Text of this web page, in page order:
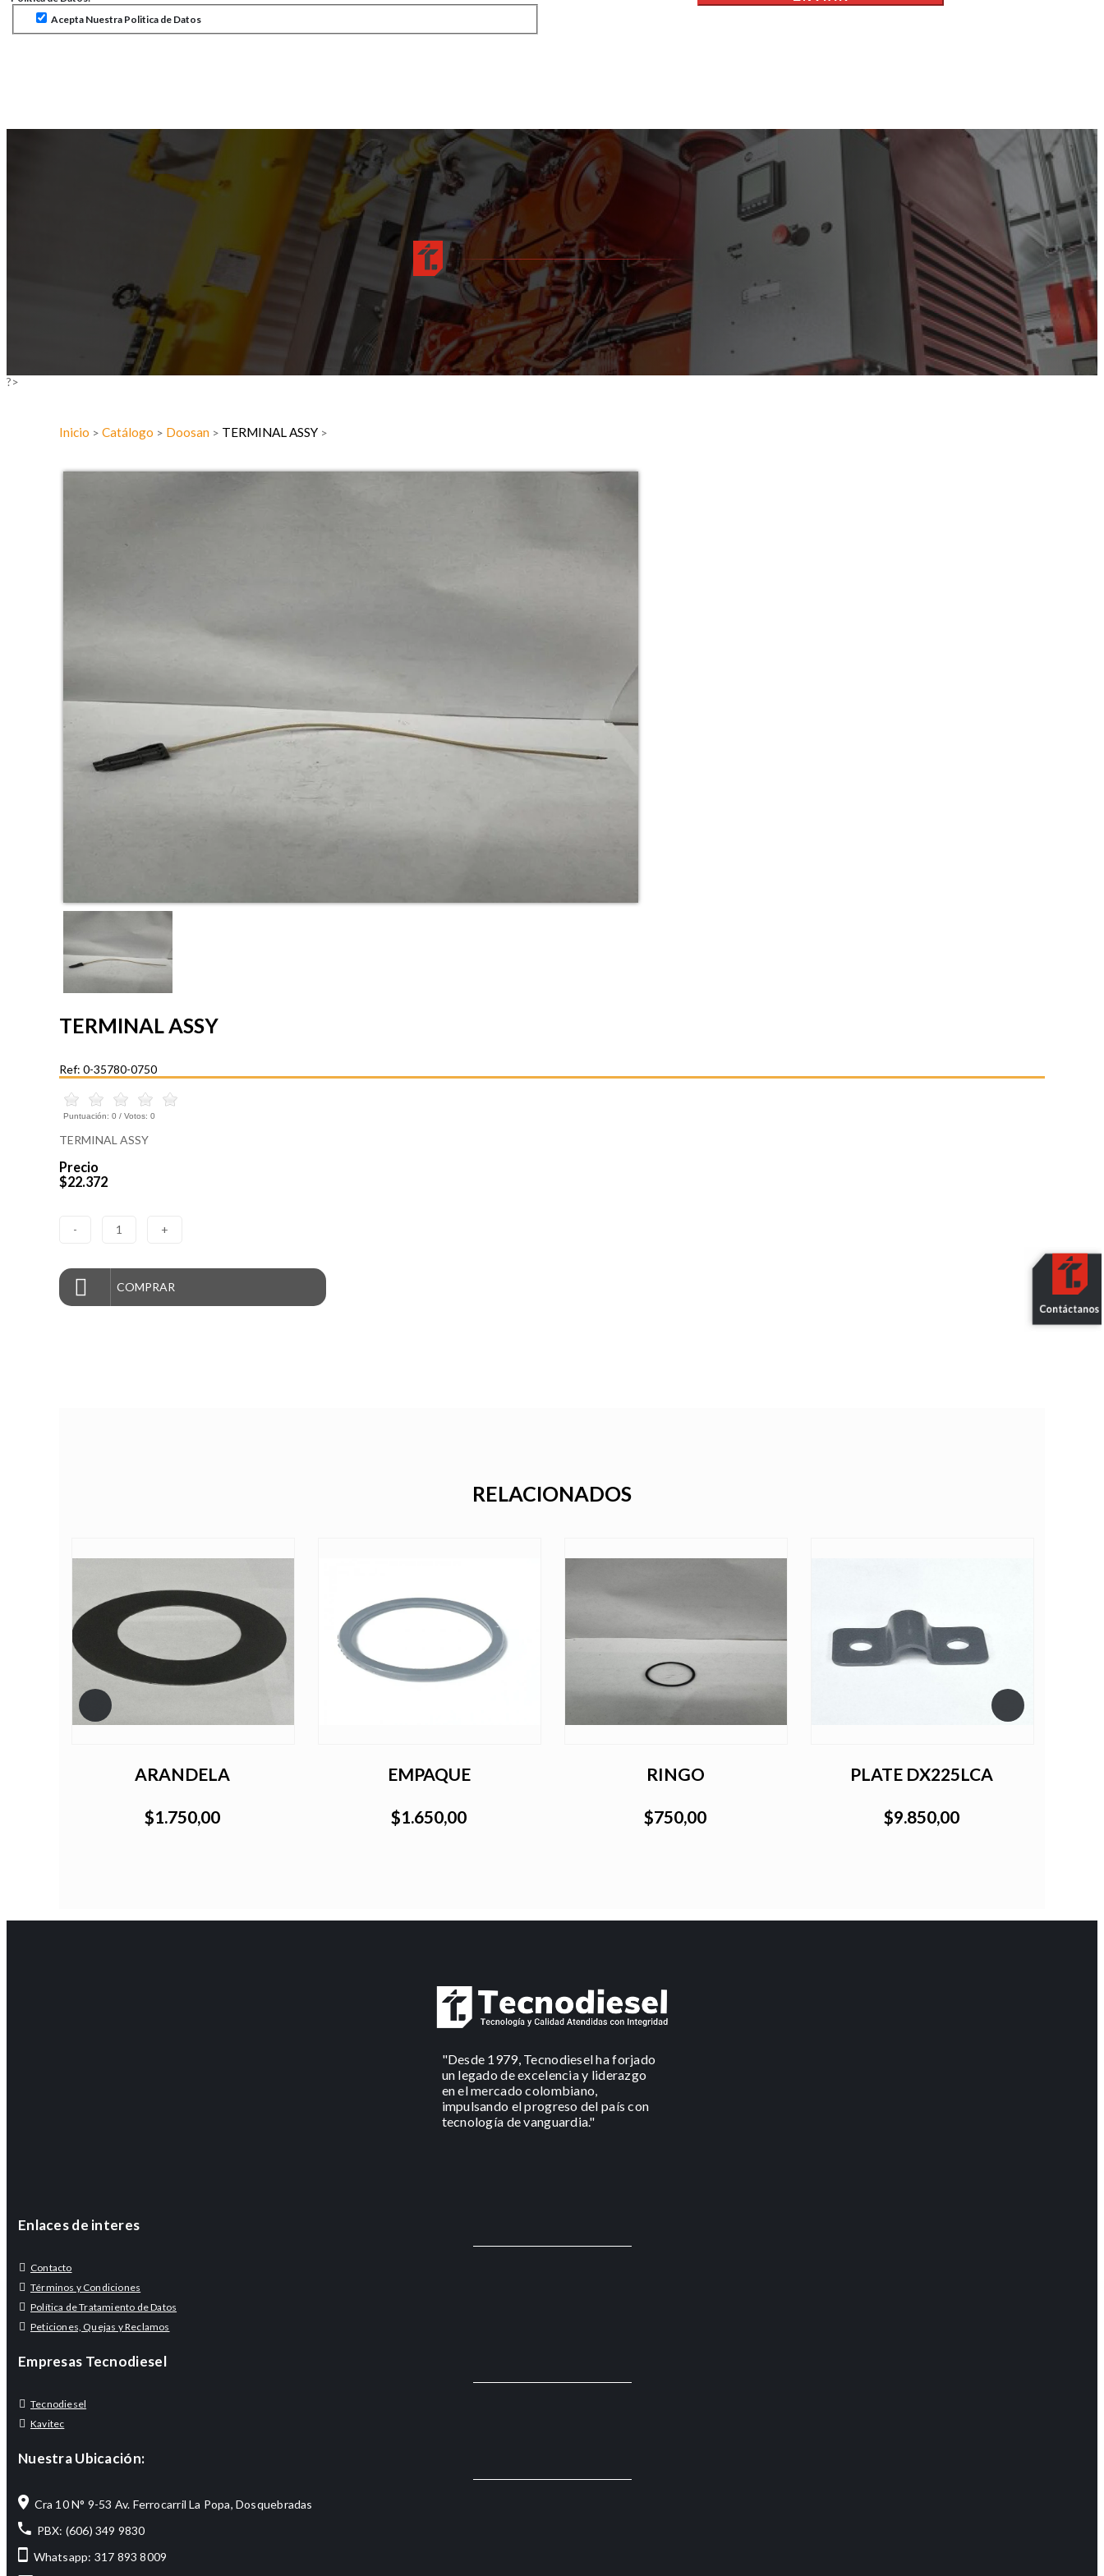
Acepta Nuestra Politica de Datos
?>
Inicio > Catálogo > Doosan > TERMINAL ASSY >
TERMINAL ASSY
Ref: 0-35780-0750
Puntuación: 0 / Votos: 0
TERMINAL ASSY
Precio
$22.372
- 1 +
COMPRAR
RELACIONADOS
ARANDELA
$1.750,00
EMPAQUE
$1.650,00
RINGO
$750,00
PLATE DX225LCA
$9.850,00
"Desde 1979, Tecnodiesel ha forjado
un legado de excelencia y liderazgo
en el mercado colombiano,
impulsando el progreso del país con
tecnología de vanguardia."
Enlaces de interes
Contacto
Términos y Condiciones
Política de Tratamiento de Datos
Peticiones, Quejas y Reclamos
Empresas Tecnodiesel
Tecnodiesel
Kavitec
Nuestra Ubicación:
Cra 10 N° 9-53 Av. Ferrocarril La Popa, Dosquebradas
PBX: (606) 349 9830
Whatsapp: 317 893 8009